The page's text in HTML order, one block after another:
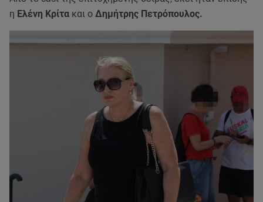
η Ελένη Κρίτα και ο Δημήτρης Πετρόπουλος.